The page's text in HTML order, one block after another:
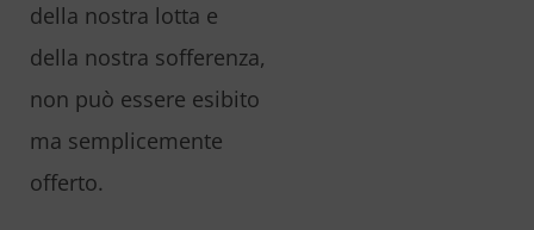
della nostra lotta e
della nostra sofferenza,
non può essere esibito
ma semplicemente
offerto.